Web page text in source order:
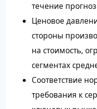
течение
Ценовое
стороны
на стоимость,
сегментах
Соответствие
требования к